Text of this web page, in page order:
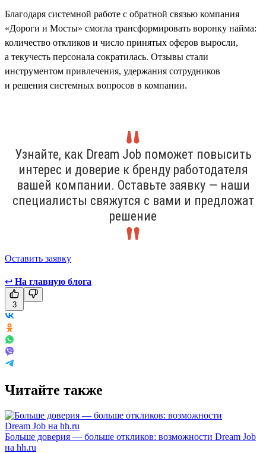
Благодаря системной работе с обратной связью компания
«Дороги и Мосты» смогла трансформировать воронку найма:
количество откликов и число принятых оферов выросли,
а текучесть персонала сократилась. Отзывы стали
инструментом привлечения, удержания сотрудников
и решения системных вопросов в компании.
Узнайте, как Dream Job поможет повысить
интерес и доверие к бренду работодателя
вашей компании. Оставьте заявку — наши
специалисты свяжутся с вами и предложат
решение
Оставить заявку
↩ На главную блога
3
Читайте также
Больше доверия — больше откликов: возможности Dream Job
на hh.ru